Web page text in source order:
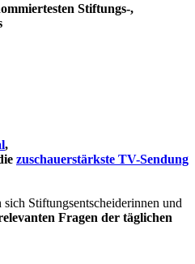
Stiftungs-,
,
zuschauerstärkste TV-Sendung
Stiftungsentscheiderinnen und
Fragen der täglichen